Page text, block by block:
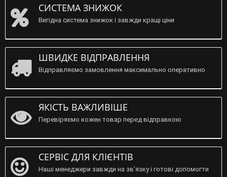
СИСТЕМА ЗНИЖОК
Вигідна система знижок і завжди кращі ціни
ШВИДКЕ ВІДПРАВЛЕННЯ
Відправляємо замовлення максимально оперативно
ЯКІСТЬ ВАЖЛИВІШЕ
Перевіряємо кожен товар перед відправкою
СЕРВІС ДЛЯ КЛІЄНТІВ
Наші менеджери завжди на зв'язку і готові допомогти